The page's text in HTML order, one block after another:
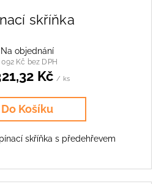
skříňka
Na objednání
092 Kč bez DPH
Kč / ks
Do Košíku
skříňka s předehřevem